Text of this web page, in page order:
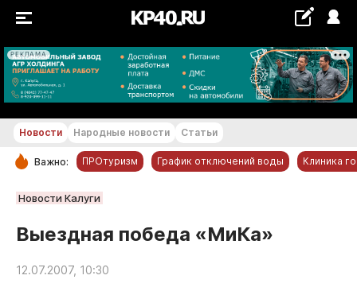
РЕКЛАМА
+20...+21 °С
РУБРИКИ
Новости компаний
Статьи
Новости Народные новости Статьи
Важно: ПРОтуризм График отключений воды Клиника
Новости Калуги
Выездная победа «МиКа»
12.07.2007, 10:30